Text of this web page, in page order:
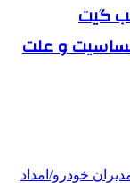
گیت
و علت
خودرو/امداد